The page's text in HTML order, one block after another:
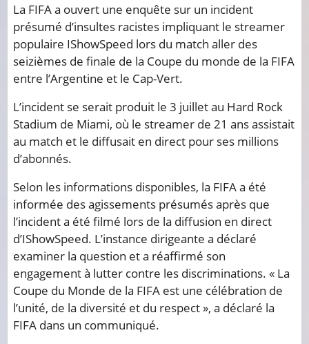
La FIFA a ouvert une enquête sur un incident
présumé d’insultes racistes impliquant le streamer
populaire IShowSpeed ​​lors du match aller des
seizièmes de finale de la Coupe du monde de la FIFA
entre l’Argentine et le Cap-Vert.
L’incident se serait produit le 3 juillet au Hard Rock
Stadium de Miami, où le streamer de 21 ans assistait
au match et le diffusait en direct pour ses millions
d’abonnés.
Selon les informations disponibles, la FIFA a été
informée des agissements présumés après que
l’incident a été filmé lors de la diffusion en direct
d’IShowSpeed. L’instance dirigeante a déclaré
examiner la question et a réaffirmé son
engagement à lutter contre les discriminations. « La
Coupe du Monde de la FIFA est une célébration de
l’unité, de la diversité et du respect », a déclaré la
FIFA dans un communiqué.